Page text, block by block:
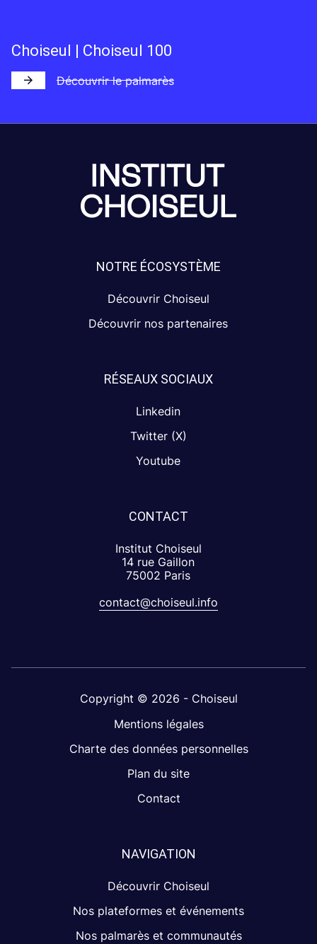
Choiseul | Choiseul 100
Découvrir le palmarès
NOTRE ÉCOSYSTÈME
Découvrir Choiseul
Découvrir nos partenaires
RÉSEAUX SOCIAUX
Linkedin
Twitter (X)
Youtube
CONTACT
Institut Choiseul
14 rue Gaillon
75002 Paris
contact@choiseul.info
Copyright © 2026 - Choiseul
Mentions légales
Charte des données personnelles
Plan du site
Contact
NAVIGATION
Découvrir Choiseul
Nos plateformes et événements
Nos palmarès et communautés